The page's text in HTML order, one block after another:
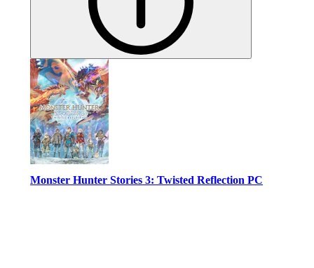
Monster Hunter Stories 3: Twisted Reflection PC